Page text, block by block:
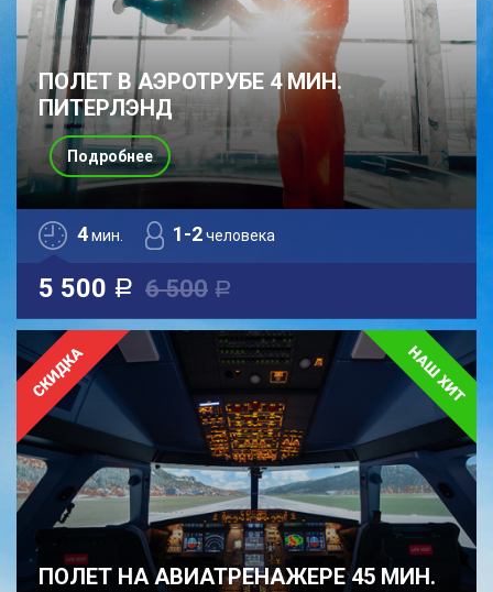
ПОЛЕТ В АЭРОТРУБЕ 4 МИН.
ПИТЕРЛЭНД
4мин. 1-2человека
5 500 a 6 500 a
Подробнее
ПОЛЕТ НА АВИАТРЕНАЖЕРЕ 45 МИН.